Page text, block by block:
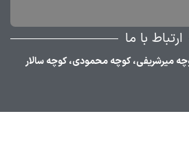
ارتباط با ما
میرشریفی، کوچه محمودی، کوچه سالار